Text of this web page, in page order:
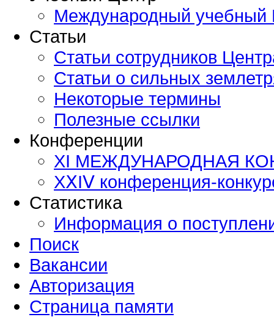
Международный
Статьи
Статьи сотрудников
Статьи о сильных
Некоторые термины
Полезные ссылки
Конференции
XI МЕЖДУНАРОДНАЯ
ХⅩΙⅤ конференция-
Статистика
Информация о
Поиск
Вакансии
Авторизация
Страница памяти